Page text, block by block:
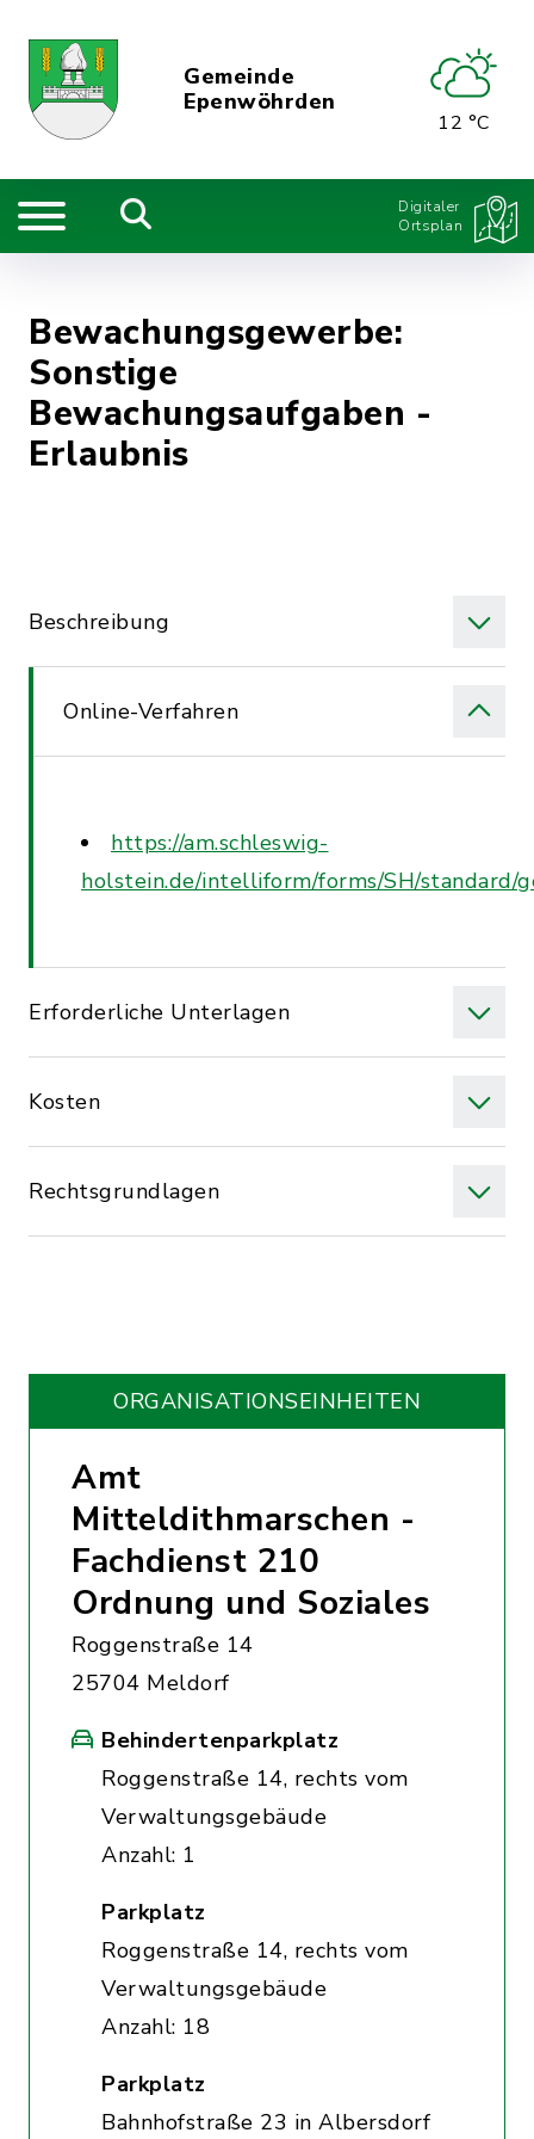
Gemeinde
Epenwöhrden
12 °C
Digitaler
Ortsplan
Bewachungsgewerbe:
Sonstige
Bewachungsaufgaben -
Erlaubnis
Beschreibung
Online-Verfahren
https://am.schleswig-
holstein.de/intelliform/forms/SH/standard/
Erforderliche Unterlagen
Kosten
Rechtsgrundlagen
ORGANISATIONS­EINHEITEN
Amt
Mitteldithmarschen -
Fachdienst 210
Ordnung und Soziales
Roggenstraße 14
25704 Meldorf
Behindertenparkplatz
Roggenstraße 14, rechts vom
Verwaltungsgebäude
Anzahl: 1
Parkplatz
Roggenstraße 14, rechts vom
Verwaltungsgebäude
Anzahl: 18
Parkplatz
Bahnhofstraße 23 in Albersdorf